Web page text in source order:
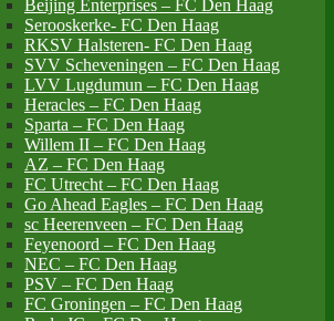
Beijing Enterprises – FC Den Haag
Serooskerke- FC Den Haag
RKSV Halsteren- FC Den Haag
SVV Scheveningen – FC Den Haag
LVV Lugdumun – FC Den Haag
Heracles – FC Den Haag
Sparta – FC Den Haag
Willem II – FC Den Haag
AZ – FC Den Haag
FC Utrecht – FC Den Haag
Go Ahead Eagles – FC Den Haag
sc Heerenveen – FC Den Haag
Feyenoord – FC Den Haag
NEC – FC Den Haag
PSV – FC Den Haag
FC Groningen – FC Den Haag